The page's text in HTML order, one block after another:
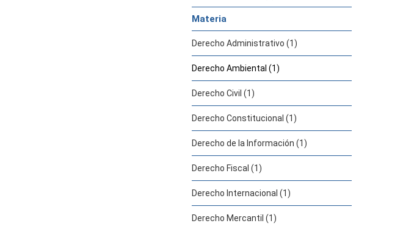
Materia
Derecho Administrativo (1)
Derecho Ambiental (1)
Derecho Civil (1)
Derecho Constitucional (1)
Derecho de la Información (1)
Derecho Fiscal (1)
Derecho Internacional (1)
Derecho Mercantil (1)